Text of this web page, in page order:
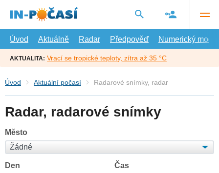
hlavní
Úvod
Aktuálně Radar Předpověď Numerický model
AKTUALITA: Vrací se tropické teploty, zítra až 35 °C
Úvod Aktuální počasí Radarové snímky, radar
Radar, radarové snímky
Město
Den Čas